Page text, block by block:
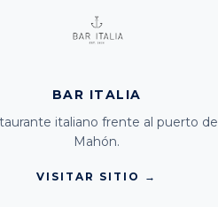
BAR ITALIA
italiano frente al puerto de
Mahón.
VISITAR SITIO →